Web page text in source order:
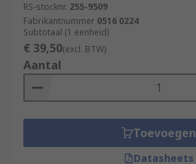
RS-stocknr. 255-9509
Fabrikantnummer 0516 0224
Subtotaal (1 eenheid)
€ 39,50(excl. BTW)
Aantal
Toevoegen
Datasheets